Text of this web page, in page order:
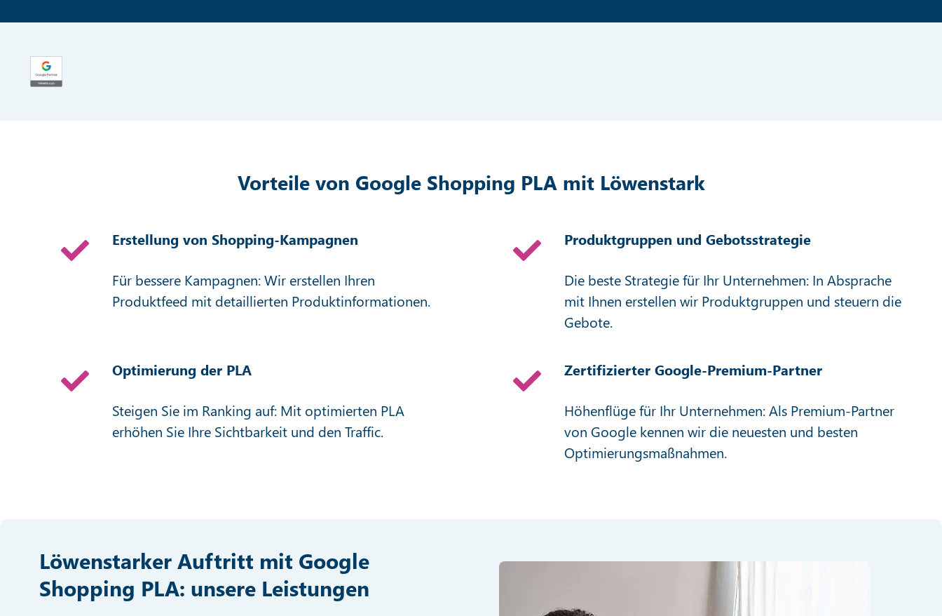
Vorteile von Google Shopping PLA mit Löwenstark
Erstellung von Shopping-Kampagnen
Für bessere Kampagnen: Wir erstellen Ihren
Produktfeed mit detaillierten Produktinformationen.
Produktgruppen und Gebotsstrategie
Die beste Strategie für Ihr Unternehmen: In Absprache
mit Ihnen erstellen wir Produktgruppen und steuern die
Gebote.
Optimierung der PLA
Steigen Sie im Ranking auf: Mit optimierten PLA
erhöhen Sie Ihre Sichtbarkeit und den Traffic.
Zertifizierter Google-Premium-Partner
Höhenflüge für Ihr Unternehmen: Als Premium-Partner
von Google kennen wir die neuesten und besten
Optimierungsmaßnahmen.
Löwenstarker Auftritt mit Google
Shopping PLA: unsere Leistungen